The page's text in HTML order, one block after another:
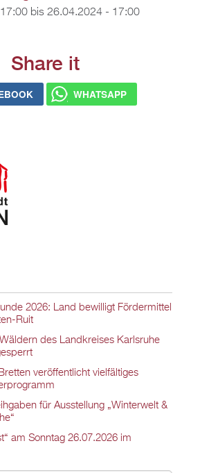
bis 26.04.2024 - 17:00
Share it
WHATSAPP
2026: Land bewilligt Fördermittel
Ruit
des Landkreises Karlsruhe
veröffentlicht vielfältiges
für Ausstellung „Winterwelt &
am Sonntag 26.07.2026 im